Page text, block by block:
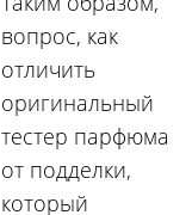
вопрос, как
отличить
оригинальный
тестер парфюма
от подделки,
который